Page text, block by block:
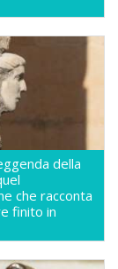
della
che racconta
finito in